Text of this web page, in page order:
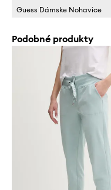
Guess Dámske Nohavice
Podobné produkty